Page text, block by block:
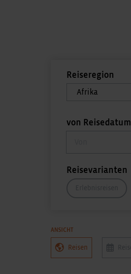
Reiseregion
von Reisedatum
Reisevarianten
ANSICHT
Reisen